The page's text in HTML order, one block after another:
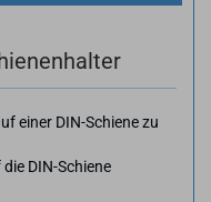
einer DIN-Schiene zu
DIN-Schiene